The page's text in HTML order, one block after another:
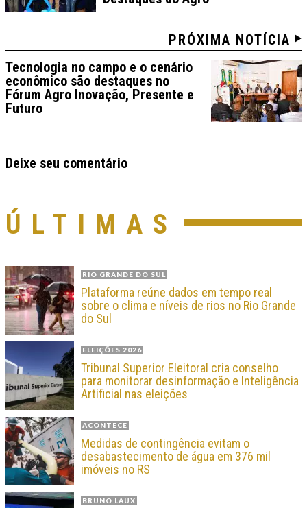
PRÓXIMA NOTÍCIA
Tecnologia no campo e o cenário
econômico são destaques no
Fórum Agro Inovação, Presente e
Futuro
Deixe seu comentário
ÚLTIMAS
RIO GRANDE DO SUL
Plataforma reúne dados em tempo real
sobre o clima e níveis de rios no Rio Grande
do Sul
ELEIÇÕES 2026
Tribunal Superior Eleitoral cria conselho
para monitorar desinformação e Inteligência
Artificial nas eleições
ACONTECE
Medidas de contingência evitam o
desabastecimento de água em 376 mil
imóveis no RS
BRUNO LAUX